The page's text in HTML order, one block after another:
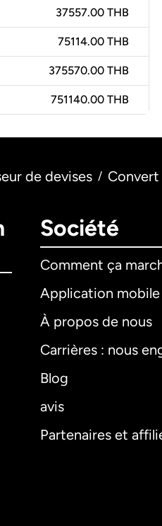
37557.00 THB
75114.00 THB
375570.00 THB
751140.00 THB
de devises / Convert
Société
Comment ça
Application mobile
À propos de nous
Carrières : nous
Blog
avis
Partenaires et